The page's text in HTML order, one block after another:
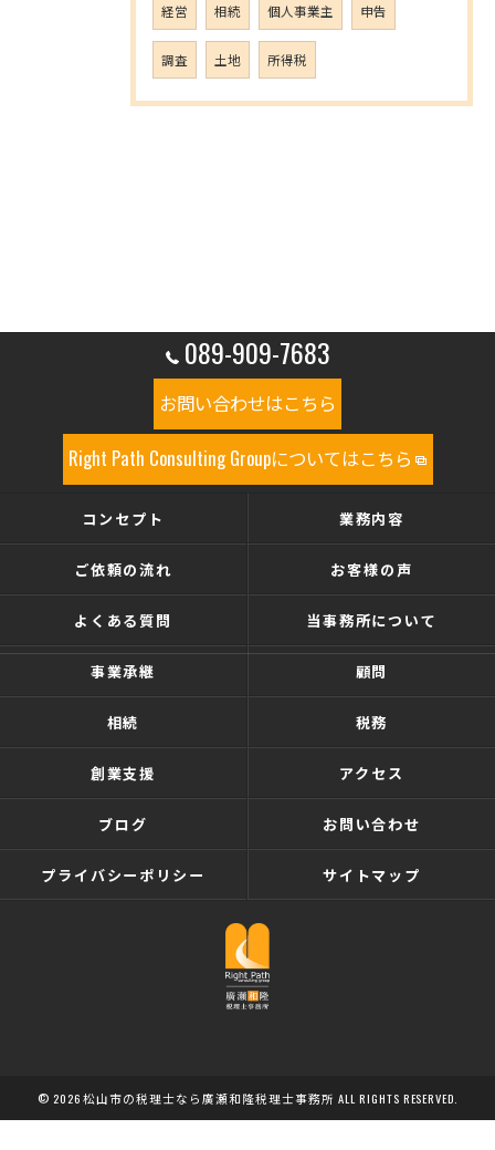
経営 相続 個人事業主 申告
調査 土地 所得税
089-909-7683
お問い合わせはこちら
Right Path Consulting Groupについてはこちら
コンセプト 業務内容
ご依頼の流れ お客様の声
よくある質問 当事務所について
事業承継 顧問
相続 税務
創業支援 アクセス
ブログ お問い合わせ
プライバシーポリシー サイトマップ
© 2026 松山市の税理士なら廣瀬和隆税理士事務所 ALL RIGHTS RESERVED.